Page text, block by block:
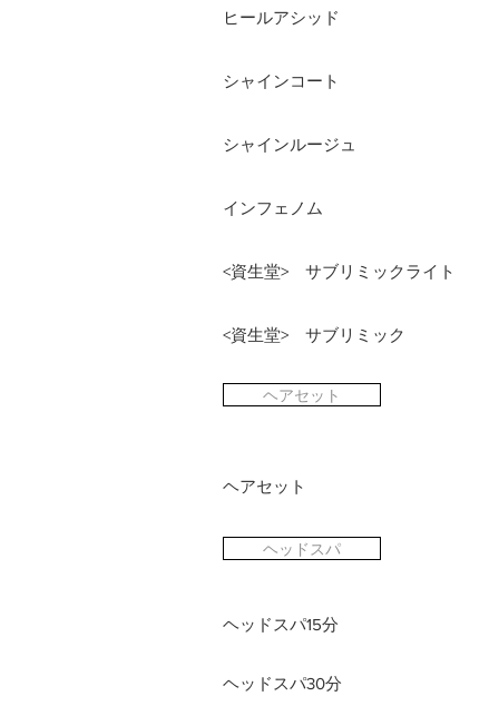
ヒールアシッド
シャインコート
シャインルージュ
インフェノム
<資生堂> サブリミックライト
<資生堂> サブリミック
ヘアセット
ヘアセット
ヘッドスパ
ヘッドスパ15分
ヘッドスパ30分